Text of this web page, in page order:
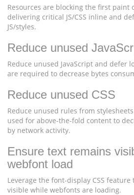
Resources are blocking the first paint
delivering critical JS/CSS inline and
JS/styles.
Reduce unused
Reduce unused JavaScript and defer
are required to decrease bytes
Reduce unused CSS
Reduce unused rules from
used for above-the-fold content to
by network activity.
Ensure text remains
webfont load
Leverage the font-display CSS
visible while webfonts are loading.